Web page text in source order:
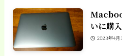
いに購
2023年4月